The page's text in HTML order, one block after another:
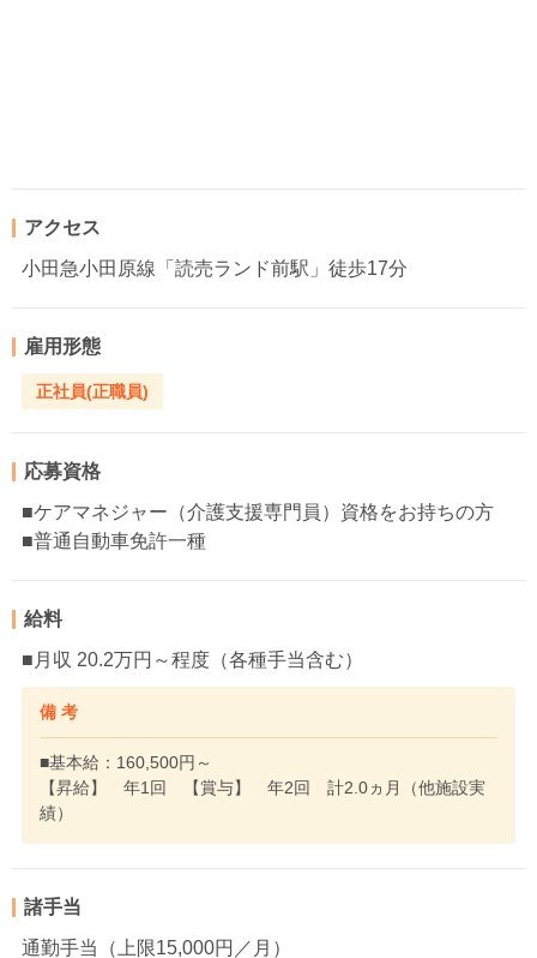
アクセス
小田急小田原線「読売ランド前駅」徒歩17分
雇用形態
正社員(正職員)
応募資格
■ケアマネジャー（介護支援専門員）資格をお持ちの方
■普通自動車免許一種
給料
■月収 20.2万円～程度（各種手当含む）
備 考
■基本給：160,500円～
【昇給】 年1回 【賞与】 年2回 計2.0ヵ月（他施設実
績）
諸手当
通勤手当（上限15,000円／月）